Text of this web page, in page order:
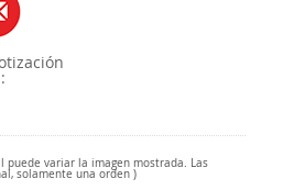
puede variar la imagen mostrada. Las
solamente una orden )